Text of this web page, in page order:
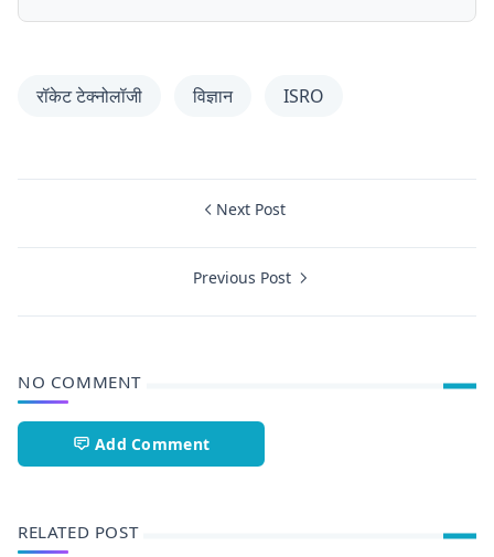
रॉकेट टेक्नोलॉजी विज्ञान ISRO
Next Post
Previous Post
NO COMMENT
Add Comment
RELATED POST